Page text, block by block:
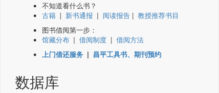
不知道看什么书？
古籍 | 新书通报 | 阅读报告 | 教授推荐书目
图书借阅第一步：
馆藏分布 | 借阅制度 | 借阅方法
上门借还服务 | 昌平工具书、期刊预约
数据库